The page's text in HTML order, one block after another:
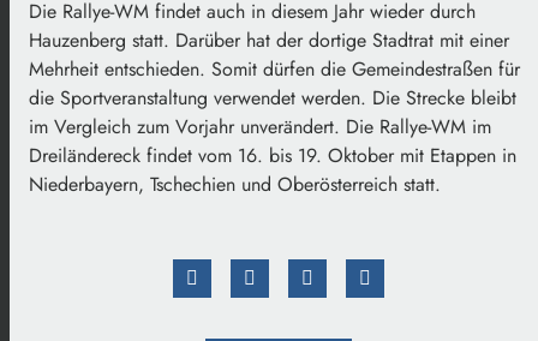
Die Rallye-WM findet auch in diesem Jahr wieder durch
Hauzenberg statt. Darüber hat der dortige Stadtrat mit einer
Mehrheit entschieden. Somit dürfen die Gemeindestraßen für
die Sportveranstaltung verwendet werden. Die Strecke bleibt
im Vergleich zum Vorjahr unverändert. Die Rallye-WM im
Dreiländereck findet vom 16. bis 19. Oktober mit Etappen in
Niederbayern, Tschechien und Oberösterreich statt.